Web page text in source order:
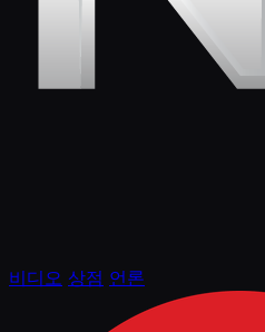
비디오 상점 언론